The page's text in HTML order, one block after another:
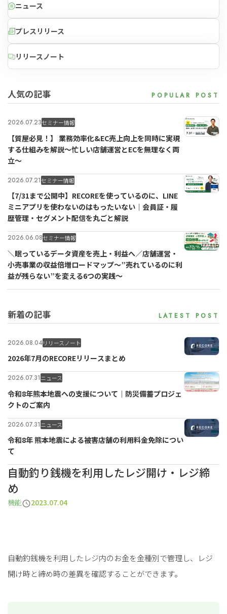
自動釣り銭機を利用したレジ開け・レジ締
め
機能 2023.07.04
自動釣銭機を利用したレジ内のお金を金種別で管理し、レジ
開け時と締め時の差異を確認することができます。
ニュース
プレスリリース
リリースノート
人気の記事
2026.07.23セミナー情報
【質屋必見！】 業務効率化&EC売上向上を同時に実現
する仕組みを解説〜忙しい店舗運営とECを無理なく両
立〜
2026.07.21セミナー情報
【7/31まで公開中】RECOREを使っているのに、LINE
ミニアプリを使わないのはもったいない｜会員証・履
歴管理・セグメント配信を丸ごと解説
2026.06.08セミナー情報
＼眠っているデータ資産を売上・利益へ／店舗運営・
小売事業の収益倍増ロードマップ～”売れているのに利
益が残らない”を変える6つの実践～
新着の記事
2026.08.04リリースノート
2026年7月のRECOREリリースまとめ
2026.07.31ニュース
令和8年熊本地震への支援について｜防災備蓄プロジェ
クトのご案内
2026.07.31ニュース
令和8年 熊本地震による被害店舗の利用料金免除につい
て